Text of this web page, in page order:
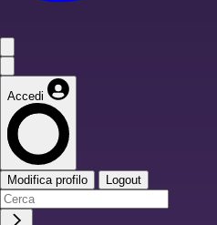
Accedi
Modifica profilo Logout